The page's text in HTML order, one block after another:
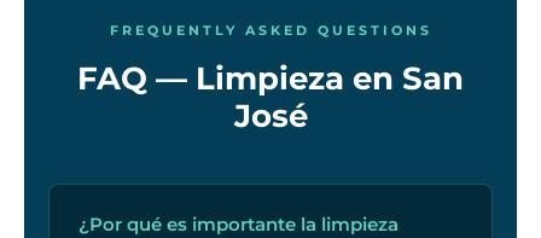
FREQUENTLY ASKED QUESTIONS
FAQ — Limpieza en San
José
¿Por qué es importante la limpieza